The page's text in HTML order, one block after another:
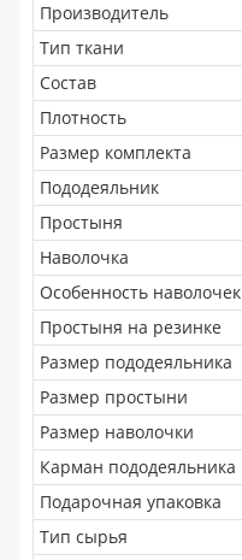
Производитель
Тип ткани
Состав
Плотность
Размер комплекта
Пододеяльник
Простыня
Наволочка
Особенность наволочек
Простыня на резинке
Размер пододеяльника
Размер простыни
Размер наволочки
Карман пододеяльника
Подарочная упаковка
Тип сырья